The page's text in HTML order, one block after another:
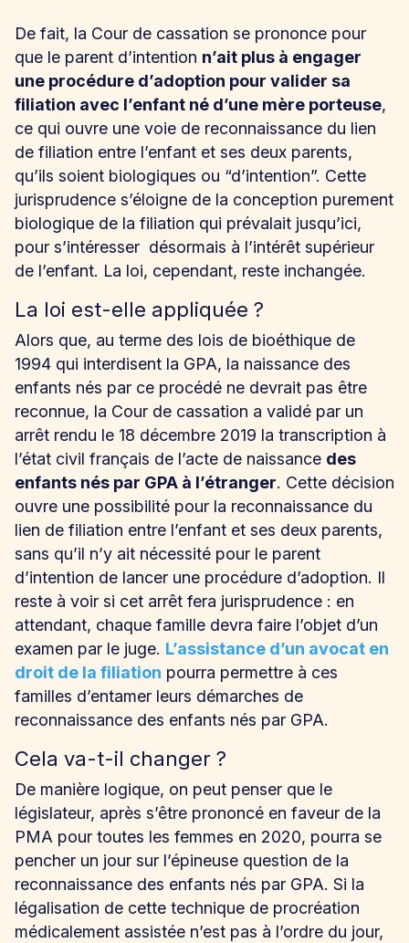
De fait, la Cour de cassation se prononce pour
que le parent d’intention n’ait plus à engager
une procédure d’adoption pour valider sa
filiation avec l’enfant né d’une mère porteuse,
ce qui ouvre une voie de reconnaissance du lien
de filiation entre l’enfant et ses deux parents,
qu’ils soient biologiques ou “d’intention”. Cette
jurisprudence s’éloigne de la conception purement
biologique de la filiation qui prévalait jusqu’ici,
pour s’intéresser désormais à l’intérêt supérieur
de l’enfant. La loi, cependant, reste inchangée.
La loi est-elle appliquée ?
Alors que, au terme des lois de bioéthique de
1994 qui interdisent la GPA, la naissance des
enfants nés par ce procédé ne devrait pas être
reconnue, la Cour de cassation a validé par un
arrêt rendu le 18 décembre 2019 la transcription à
l’état civil français de l’acte de naissance des
enfants nés par GPA à l’étranger. Cette décision
ouvre une possibilité pour la reconnaissance du
lien de filiation entre l’enfant et ses deux parents,
sans qu’il n’y ait nécessité pour le parent
d’intention de lancer une procédure d’adoption. Il
reste à voir si cet arrêt fera jurisprudence : en
attendant, chaque famille devra faire l’objet d’un
examen par le juge. L’assistance d’un avocat en
droit de la filiation pourra permettre à ces
familles d’entamer leurs démarches de
reconnaissance des enfants nés par GPA.
Cela va-t-il changer ?
De manière logique, on peut penser que le
législateur, après s’être prononcé en faveur de la
PMA pour toutes les femmes en 2020, pourra se
pencher un jour sur l’épineuse question de la
reconnaissance des enfants nés par GPA. Si la
légalisation de cette technique de procréation
médicalement assistée n’est pas à l’ordre du jour,